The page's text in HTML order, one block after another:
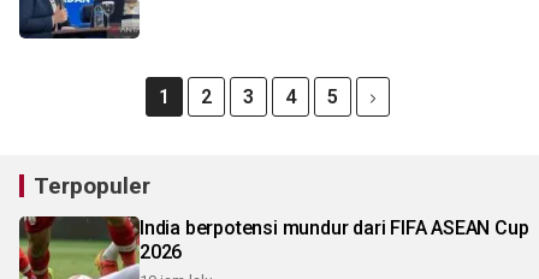
1 2 3 4 5
Terpopuler
India berpotensi mundur dari FIFA ASEAN Cup
2026